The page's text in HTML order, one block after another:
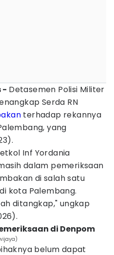
- Detasemen Polisi Militer
Serda RN
terhadap rekannya
yang
Inf Yordania
dalam pemeriksaan
di salah satu
kota Palembang.
ditangkap," ungkap
di Denpom
belum dapat